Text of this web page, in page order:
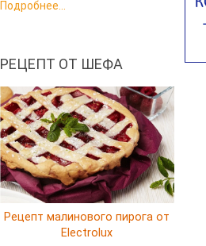
Подробнее...
РЕЦЕПТ ОТ ШЕФА
Рецепт малинового пирога от
Electrolux